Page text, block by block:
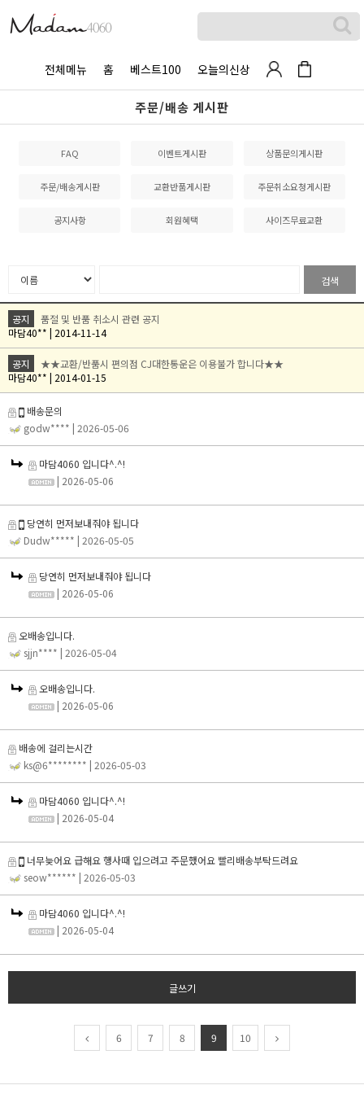
전체메뉴 홈 베스트100 오늘의신상
주문/배송 게시판
FAQ 이벤트게시판 상품문의게시판
주문/배송게시판 교환반품게시판 주문취소요청게시판
공지사항 회원혜택 사이즈무료교환
검색
공지
품절 및 반품 취소시 관련 공지
마담40** | 2014-11-14
공지
★★교환/반품시 편의점 CJ대한통운은 이용불가 합니다★★
마담40** | 2014-01-15
배송문의
godw**** | 2026-05-06
마담4060 입니다^.^!
| 2026-05-06
당연히 먼저보내줘야 됩니다
Dudw***** | 2026-05-05
당연히 먼저보내줘야 됩니다
| 2026-05-06
오배송입니다.
sjjn**** | 2026-05-04
오배송입니다.
| 2026-05-06
배송에 걸리는시간
ks@6******** | 2026-05-03
마담4060 입니다^.^!
| 2026-05-04
너무늦어요 급해요 행사때 입으려고 주문했어요 빨리배송부탁드려요
seow****** | 2026-05-03
마담4060 입니다^.^!
| 2026-05-04
글쓰기
6 7 8 9 10